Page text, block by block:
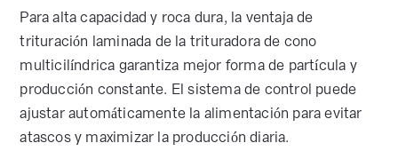
Para alta capacidad y roca dura, la ventaja de
trituración laminada de la trituradora de cono
multicilíndrica garantiza mejor forma de partícula y
producción constante. El sistema de control puede
ajustar automáticamente la alimentación para evitar
atascos y maximizar la producción diaria.